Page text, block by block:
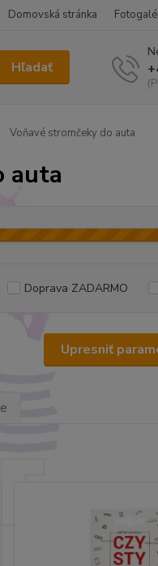
Domovská stránka
Hľadať
Voňavé stromčeky do auta
auta
Upresniť
Doprava ZADARMO